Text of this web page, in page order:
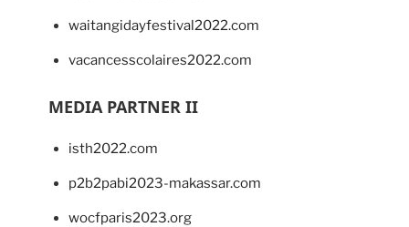
waitangidayfestival2022.com
vacancesscolaires2022.com
MEDIA PARTNER II
isth2022.com
p2b2pabi2023-makassar.com
wocfparis2023.org